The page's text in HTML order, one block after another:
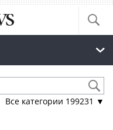
Все категории 199231 ▼